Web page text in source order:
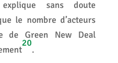
sans doute
le nombre d’acteurs
de Green New Deal
20
.